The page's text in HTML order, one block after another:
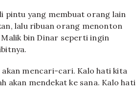
pintu yang membuat orang lain
lalu ribuan orang menonton
bin Dinar seperti ingin
mencari-cari. Kalo hati kita
akan mendekat ke sana. Kalo hati